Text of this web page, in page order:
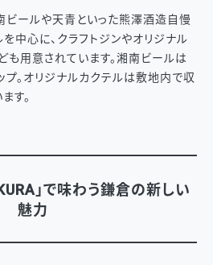
ビールや天青といった熊澤酒造自慢
中心に、クラフトジンやオリジナル
も用意されています。湘南ビールは
。オリジナルカクテルは敷地内で収
す。
」で味わう鎌倉の新しい
魅力